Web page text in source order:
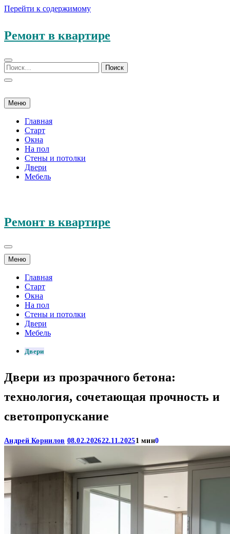
Перейти к содержимому
Ремонт в квартире
Меню
Главная
Старт
Окна
На пол
Стены и потолки
Двери
Мебель
Ремонт в квартире
Меню
Главная
Старт
Окна
На пол
Стены и потолки
Двери
Мебель
Двери
Двери из прозрачного бетона:
технология, сочетающая прочность и
светопропускание
Андрей Корнилов 08.02.202622.11.20251 мин0